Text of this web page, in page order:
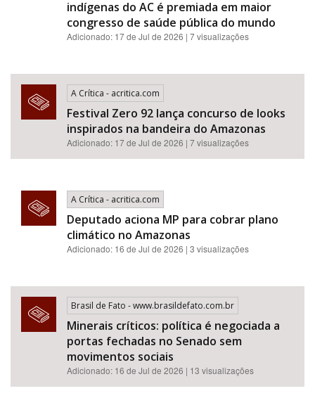
indígenas do AC é premiada em maior
congresso de saúde pública do mundo
Adicionado: 17 de Jul de 2026 | 7 visualizações
A Crítica - acritica.com
Festival Zero 92 lança concurso de looks
inspirados na bandeira do Amazonas
Adicionado: 17 de Jul de 2026 | 7 visualizações
A Crítica - acritica.com
Deputado aciona MP para cobrar plano
climático no Amazonas
Adicionado: 16 de Jul de 2026 | 3 visualizações
Brasil de Fato - www.brasildefato.com.br
Minerais críticos: política é negociada a
portas fechadas no Senado sem
movimentos sociais
Adicionado: 16 de Jul de 2026 | 13 visualizações